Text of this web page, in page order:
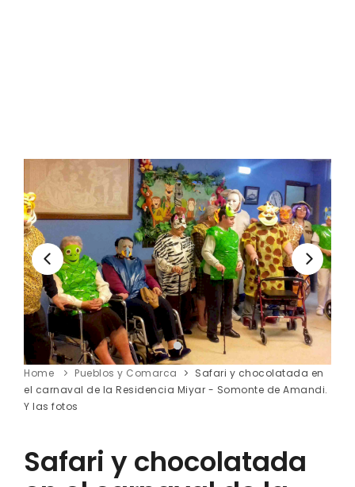
Home Pueblos y Comarca
Safari y chocolatada en
el carnaval de la Residencia Miyar - Somonte de Amandi.
Y las fotos
Safari y chocolatada